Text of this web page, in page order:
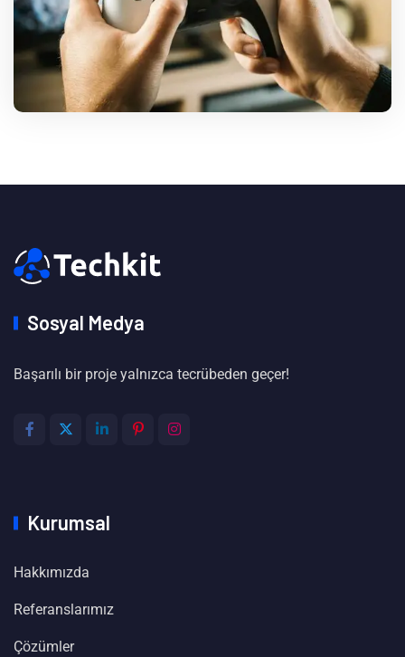
Sosyal Medya
Başarılı bir proje yalnızca tecrübeden geçer!
Kurumsal
Hakkımızda
Referanslarımız
Çözümler